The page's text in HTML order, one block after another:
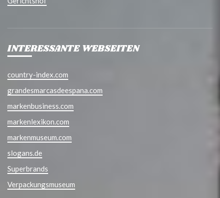
INTERESSANTE WEBSEITEN
country-index.com
grandesmarcasdeespana.com
markenbusiness.com
markenlexikon.com
markenmuseum.com
slogans.de
Superbrands
Verpackungsmuseum